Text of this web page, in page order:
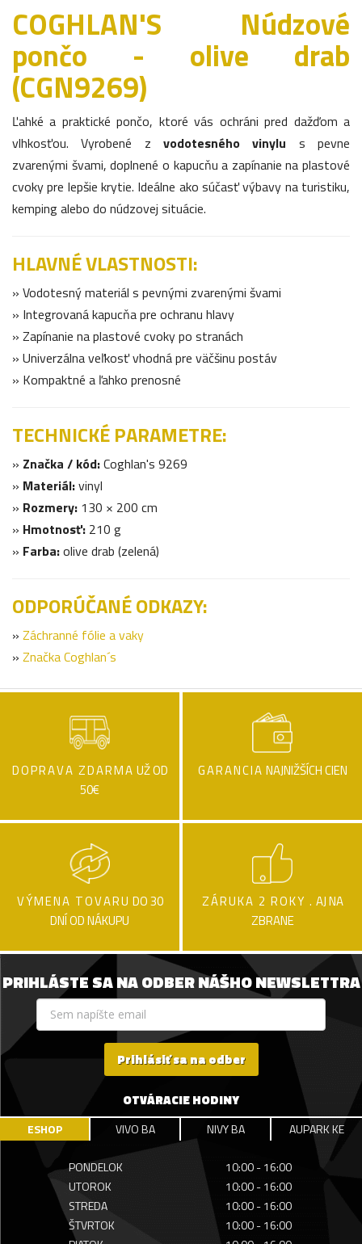
COGHLAN'S Núdzové
pončo - olive drab
(CGN9269)
Ľahké a praktické pončo, ktoré vás ochráni pred dažďom a
vlhkosťou. Vyrobené z vodotesného vinylu s pevne
zvarenými švami, doplnené o kapucňu a zapínanie na plastové
cvoky pre lepšie krytie. Ideálne ako súčasť výbavy na turistiku,
kemping alebo do núdzovej situácie.
HLAVNÉ VLASTNOSTI:
» Vodotesný materiál s pevnými zvarenými švami
» Integrovaná kapucňa pre ochranu hlavy
» Zapínanie na plastové cvoky po stranách
» Univerzálna veľkosť vhodná pre väčšinu postáv
» Kompaktné a ľahko prenosné
TECHNICKÉ PARAMETRE:
» Značka / kód:Coghlan's 9269
» Materiál:vinyl
» Rozmery: 130 × 200 cm
» Hmotnosť: 210 g
» Farba:olive drab (zelená)
ODPORÚČANÉ ODKAZY:
» Záchranné fólie a vaky
» Značka Coghlan´s
DOPRAVA ZDARMA UŽ OD
50€
GARANCIA NAJNIŽŠÍCH CIEN
VÝMENA TOVARU DO 30
DNÍ OD NÁKUPU
ZÁRUKA 2 ROKY . AJ NA
ZBRANE
PRIHLÁSTE SA NA ODBER NÁŠHO NEWSLETTRA
Prihlásiť sa na odber
OTVÁRACIE HODINY
ESHOP VIVO BA NIVY BA AUPARK KE
PONDELOK
10:00 - 16:00
UTOROK
10:00 - 16:00
STREDA
10:00 - 16:00
ŠTVRTOK
10:00 - 16:00